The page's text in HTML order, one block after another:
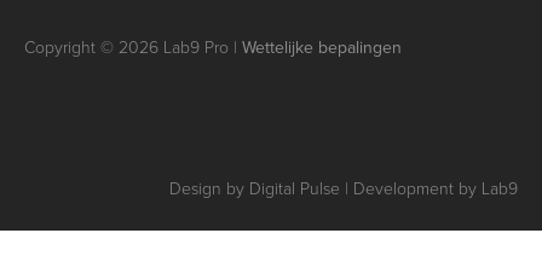
Copyright © 2026 Lab9 Pro | Wettelijke bepalingen
Design by Digital Pulse | Development by Lab9